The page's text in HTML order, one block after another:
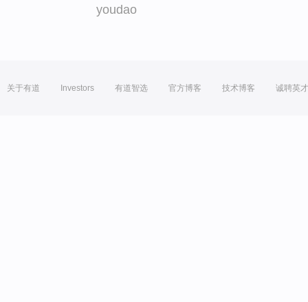
youdao
关于有道 Investors 有道智选 官方博客 技术博客 诚聘英才